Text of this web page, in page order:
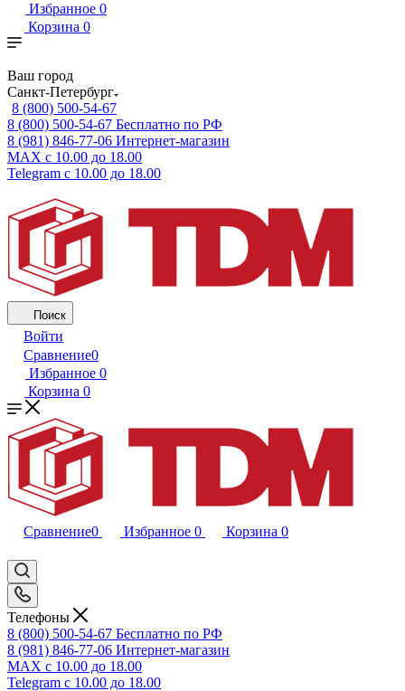
Избранное 0
Корзина 0
Ваш город
Санкт-Петербург
8 (800) 500-54-67
8 (800) 500-54-67 Бесплатно по РФ
8 (981) 846-77-06 Интернет-магазин
MAX с 10.00 до 18.00
Telegram с 10.00 до 18.00
Поиск
Войти
Сравнение0
Избранное 0
Корзина 0
Сравнение0 Избранное 0 Корзина 0
Телефоны
8 (800) 500-54-67 Бесплатно по РФ
8 (981) 846-77-06 Интернет-магазин
MAX с 10.00 до 18.00
Telegram с 10.00 до 18.00